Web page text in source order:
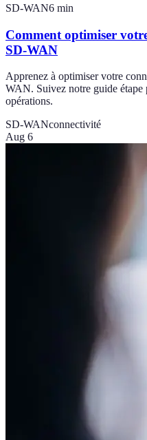
SD-WAN6 min
Comment optimiser
SD-WAN
Apprenez à optimiser votre
WAN. Suivez notre guide étape
opérations.
SD-WANconnectivité
Aug 6